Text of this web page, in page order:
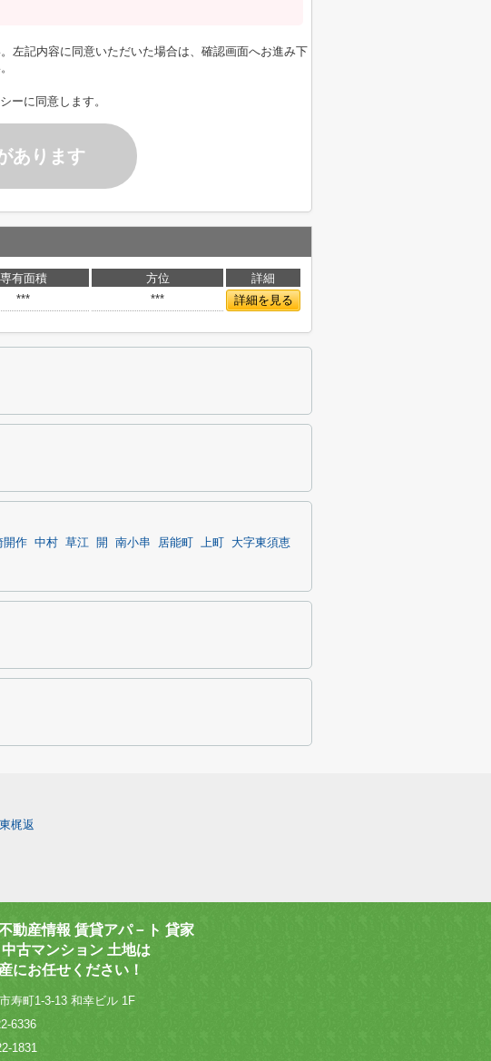
左記内容に同意いただいた場合は、確認画面へお進み下
ーに同意します。
あります
専有面積 方位
詳細
*** *** 詳細を見る
開作 中村 草江 開 南小串 居能町 上町
大字東須恵
東梶返
動産情報 賃貸アパ－ト 貸家
古マンション 土地は
にお任せください！
寿町1-3-13 和幸ビル 1F
6336
1831